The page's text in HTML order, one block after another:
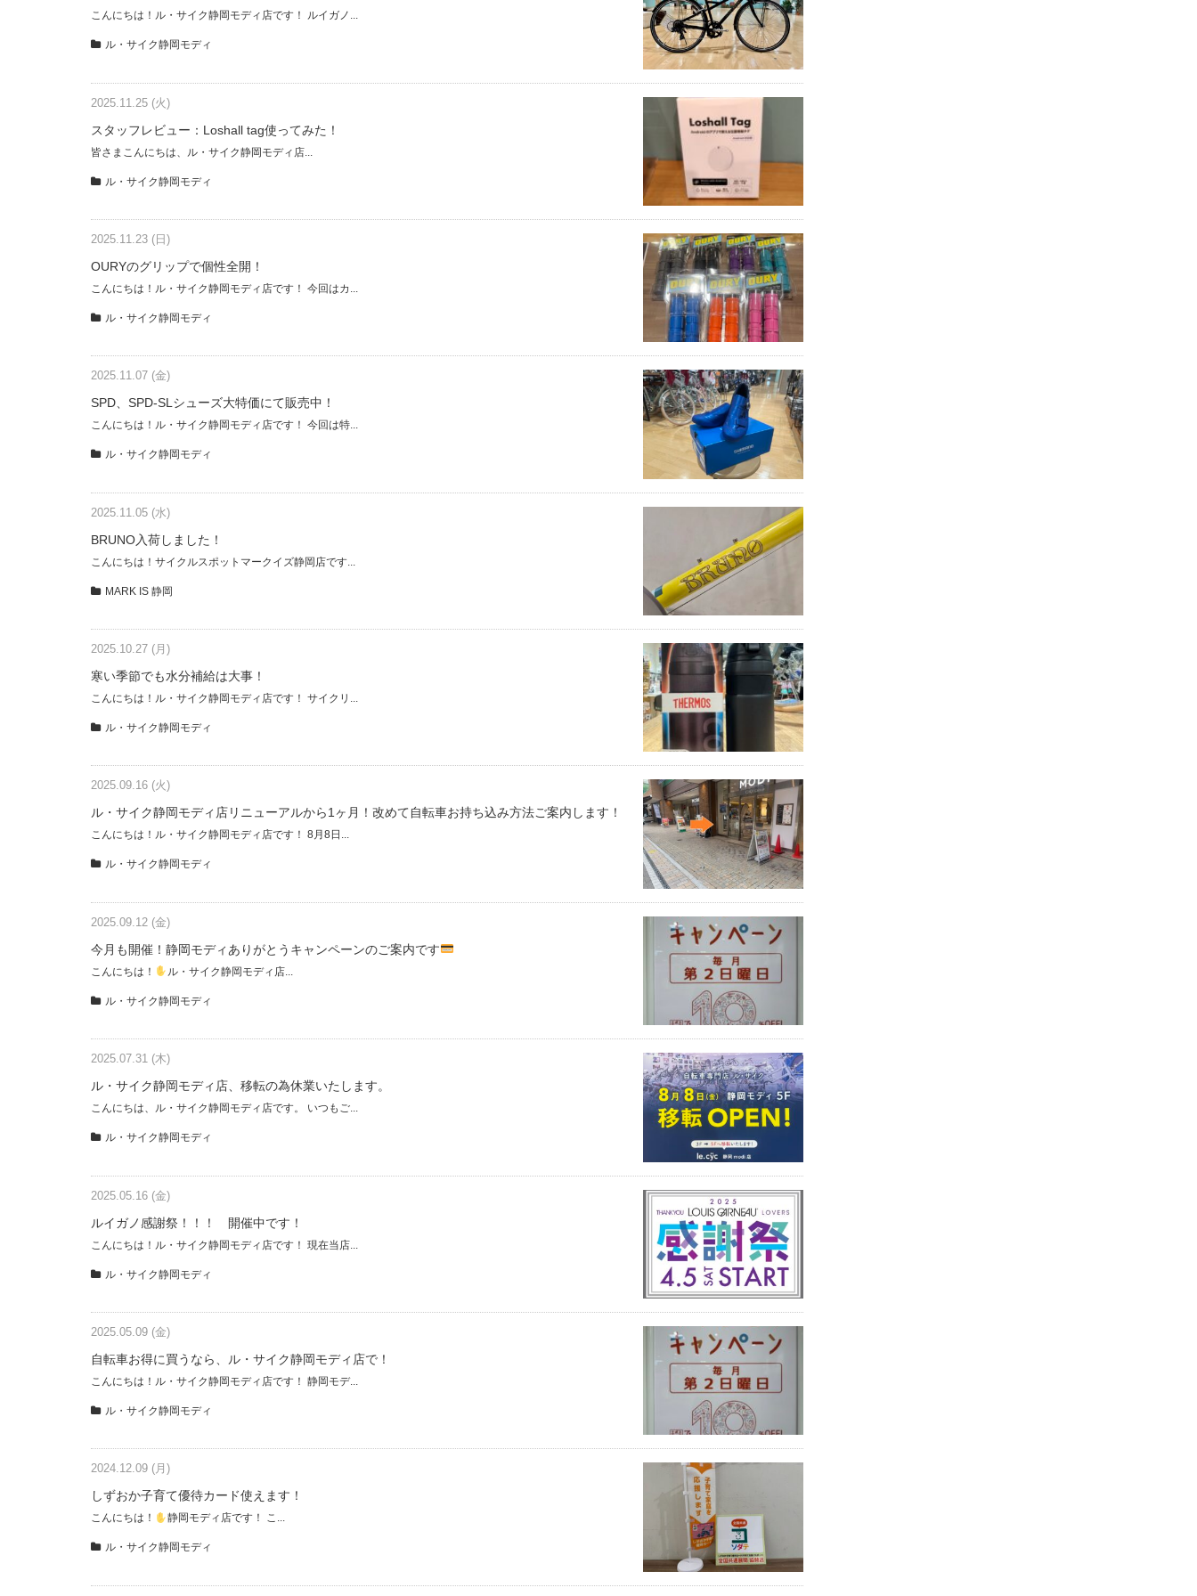
こんにちは！ル・サイク静岡モディ店です！ ルイガノ...
ル・サイク静岡モディ
2025.11.25 (火)
スタッフレビュー：Loshall tag使ってみた！
皆さまこんにちは、ル・サイク静岡モディ店...
ル・サイク静岡モディ
2025.11.23 (日)
OURYのグリップで個性全開！
こんにちは！ル・サイク静岡モディ店です！ 今回はカ...
ル・サイク静岡モディ
2025.11.07 (金)
SPD、SPD-SLシューズ大特価にて販売中！
こんにちは！ル・サイク静岡モディ店です！ 今回は特...
ル・サイク静岡モディ
2025.11.05 (水)
BRUNO入荷しました！
こんにちは！サイクルスポットマークイズ静岡店です...
MARK IS 静岡
2025.10.27 (月)
寒い季節でも水分補給は大事！
こんにちは！ル・サイク静岡モディ店です！ サイクリ...
ル・サイク静岡モディ
2025.09.16 (火)
ル・サイク静岡モディ店リニューアルから1ヶ月！改めて自転車お持ち込み方法ご案内します！
こんにちは！ル・サイク静岡モディ店です！ 8月8日...
ル・サイク静岡モディ
2025.09.12 (金)
今月も開催！静岡モディありがとうキャンペーンのご案内です
こんにちは！ ル・サイク静岡モディ店...
ル・サイク静岡モディ
2025.07.31 (木)
ル・サイク静岡モディ店、移転の為休業いたします。
こんにちは、ル・サイク静岡モディ店です。 いつもご...
ル・サイク静岡モディ
2025.05.16 (金)
ルイガノ感謝祭！！！ 開催中です！
こんにちは！ル・サイク静岡モディ店です！ 現在当店...
ル・サイク静岡モディ
2025.05.09 (金)
自転車お得に買うなら、ル・サイク静岡モディ店で！
こんにちは！ル・サイク静岡モディ店です！ 静岡モデ...
ル・サイク静岡モディ
2024.12.09 (月)
しずおか子育て優待カード使えます！
こんにちは！ 静岡モディ店です！ こ...
ル・サイク静岡モディ